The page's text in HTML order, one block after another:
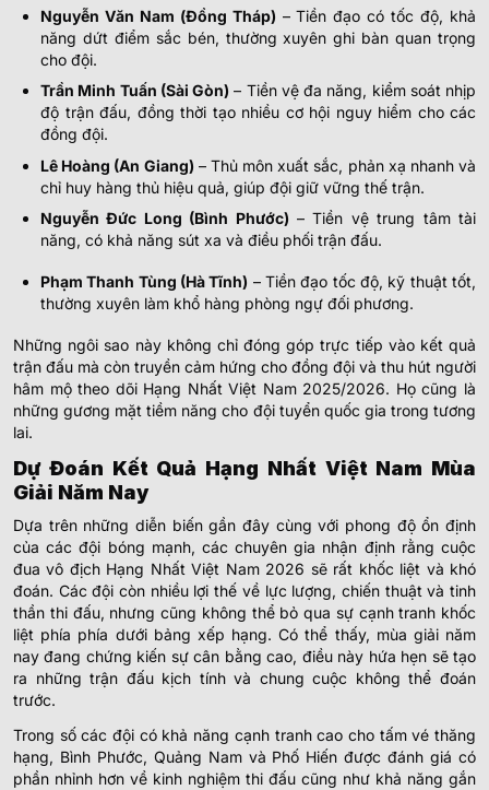
Nguyễn Văn Nam (Đồng Tháp) – Tiền đạo có tốc độ, khả
năng dứt điểm sắc bén, thường xuyên ghi bàn quan trọng
cho đội.
Trần Minh Tuấn (Sài Gòn) – Tiền vệ đa năng, kiểm soát nhịp
độ trận đấu, đồng thời tạo nhiều cơ hội nguy hiểm cho các
đồng đội.
Lê Hoàng (An Giang) – Thủ môn xuất sắc, phản xạ nhanh và
chỉ huy hàng thủ hiệu quả, giúp đội giữ vững thế trận.
Nguyễn Đức Long (Bình Phước) – Tiền vệ trung tâm tài
năng, có khả năng sút xa và điều phối trận đấu.
Phạm Thanh Tùng (Hà Tĩnh) – Tiền đạo tốc độ, kỹ thuật tốt,
thường xuyên làm khổ hàng phòng ngự đối phương.
Những ngôi sao này không chỉ đóng góp trực tiếp vào kết quả
trận đấu mà còn truyền cảm hứng cho đồng đội và thu hút người
hâm mộ theo dõi Hạng Nhất Việt Nam 2025/2026. Họ cũng là
những gương mặt tiềm năng cho đội tuyển quốc gia trong tương
lai.
Dự Đoán Kết Quả Hạng Nhất Việt Nam Mùa
Giải Năm Nay
Dựa trên những diễn biến gần đây cùng với phong độ ổn định
của các đội bóng mạnh, các chuyên gia nhận định rằng cuộc
đua vô địch Hạng Nhất Việt Nam 2026 sẽ rất khốc liệt và khó
đoán. Các đội còn nhiều lợi thế về lực lượng, chiến thuật và tinh
thần thi đấu, nhưng cũng không thể bỏ qua sự cạnh tranh khốc
liệt phía phía dưới bảng xếp hạng. Có thể thấy, mùa giải năm
nay đang chứng kiến sự cân bằng cao, điều này hứa hẹn sẽ tạo
ra những trận đấu kịch tính và chung cuộc không thể đoán
trước.
Trong số các đội có khả năng cạnh tranh cao cho tấm vé thăng
hạng, Bình Phước, Quảng Nam và Phố Hiến được đánh giá có
phần nhỉnh hơn về kinh nghiệm thi đấu cũng như khả năng gắn